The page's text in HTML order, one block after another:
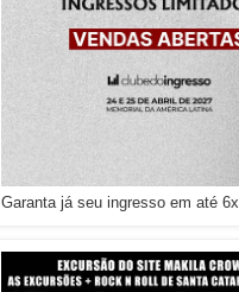
Garanta já seu ingresso em até 6x